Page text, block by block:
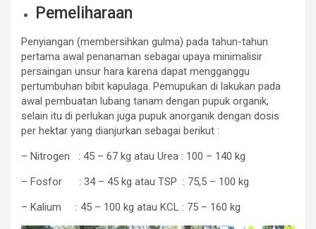
Pemeliharaan
Penyiangan (membersihkan gulma) pada tahun-tahun
pertama awal penanaman sebagai upaya minimalisir
persaingan unsur hara karena dapat mengganggu
pertumbuhan bibit kapulaga. Pemupukan di lakukan pada
awal pembuatan lubang tanam dengan pupuk organik,
selain itu di perlukan juga pupuk anorganik dengan dosis
per hektar yang dianjurkan sebagai berikut :
– Nitrogen : 45 – 67 kg atau Urea : 100 – 140 kg
– Fosfor : 34 – 45 kg atau TSP : 75,5 – 100 kg
– Kalium : 45 – 100 kg atau KCL : 75 – 160 kg